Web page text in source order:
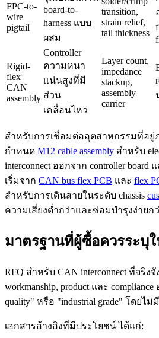
FPC-to-
wire
pigtail
board-to-
harness แบบ
ผสม
transition,
strain relief,
tail thickness
Rigid-
flex
CAN
assembly
Controller
ความหนา
แน่นสูงที่มี
ส่วน
เคลื่อนไหว
Layer count,
impedance
stackup,
assembly
carrier
สำหรับการเชื่อมต่ออุตสาหกรรมที่อยู่
กำหนด M12 cable assembly สำหรับ
interconnect ออกจาก controller
เริ่มจาก CAN bus flex PCB และ flex
สำหรับการเดินสายในระดับ chassis
ความเสี่ยงต่ำกว่าและซ่อมบำรุงง่ายก
มาตรฐานที่ผู้ซื้อควรระบุใ
RFQ สำหรับ CAN interconnect ที่จริง
workmanship, product และ
quality" หรือ "industrial grade" โดยไม่มี
เอกสารอ้างอิงที่มีประโยชน์ ได้แก่: